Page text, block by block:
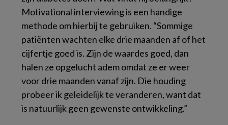
Motivational interviewingis een handige
methode om hierbij te gebruiken. “Sommige
patiënten wachten elke drie maanden af of het
cijfertje goed is. Zijn de waardes goed, dan
halen ze opgelucht adem omdat ze er weer
voor drie maanden vanaf zijn. Die houding
probeer ik geleidelijk te veranderen, want dat
is natuurlijk geen gewenste ontwikkeling.”